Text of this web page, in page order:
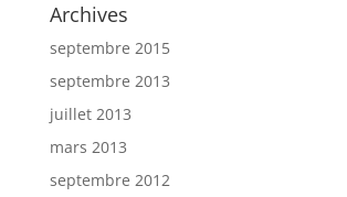
Archives
septembre 2015
septembre 2013
juillet 2013
mars 2013
septembre 2012